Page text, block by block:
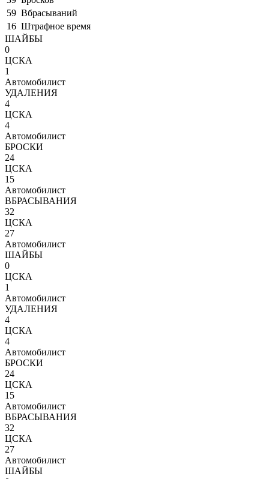
59 Вбрасываний
16 Штрафное время
ШАЙБЫ
0
ЦСКА
1
Автомобилист
УДАЛЕНИЯ
4
ЦСКА
4
Автомобилист
БРОСКИ
24
ЦСКА
15
Автомобилист
ВБРАСЫВАНИЯ
32
ЦСКА
27
Автомобилист
ШАЙБЫ
0
ЦСКА
1
Автомобилист
УДАЛЕНИЯ
4
ЦСКА
4
Автомобилист
БРОСКИ
24
ЦСКА
15
Автомобилист
ВБРАСЫВАНИЯ
32
ЦСКА
27
Автомобилист
ШАЙБЫ